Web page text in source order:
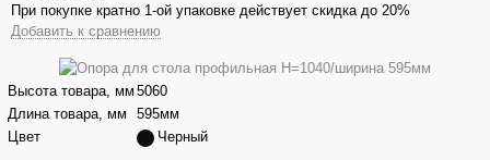
При покупке кратно 1-ой упаковке действует скидка до 20%
Добавить к сравнению
Высота товара, мм 5060
Длина товара, мм
595мм
Цвет
Черный